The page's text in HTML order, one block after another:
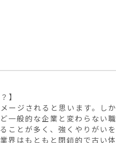
】
ージされると思います。し
一般的な企業と変わらない
ことが多く、強くやりがい
界はもともと閉鎖的で古い